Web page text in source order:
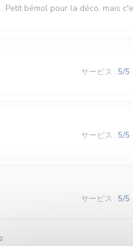
bémol pour la déco, mais
サービス : 5/5
サービス : 5/5
サービス : 5/5